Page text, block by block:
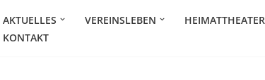
AKTUELLES VEREINSLEBEN HEIMATTHEATER
KONTAKT